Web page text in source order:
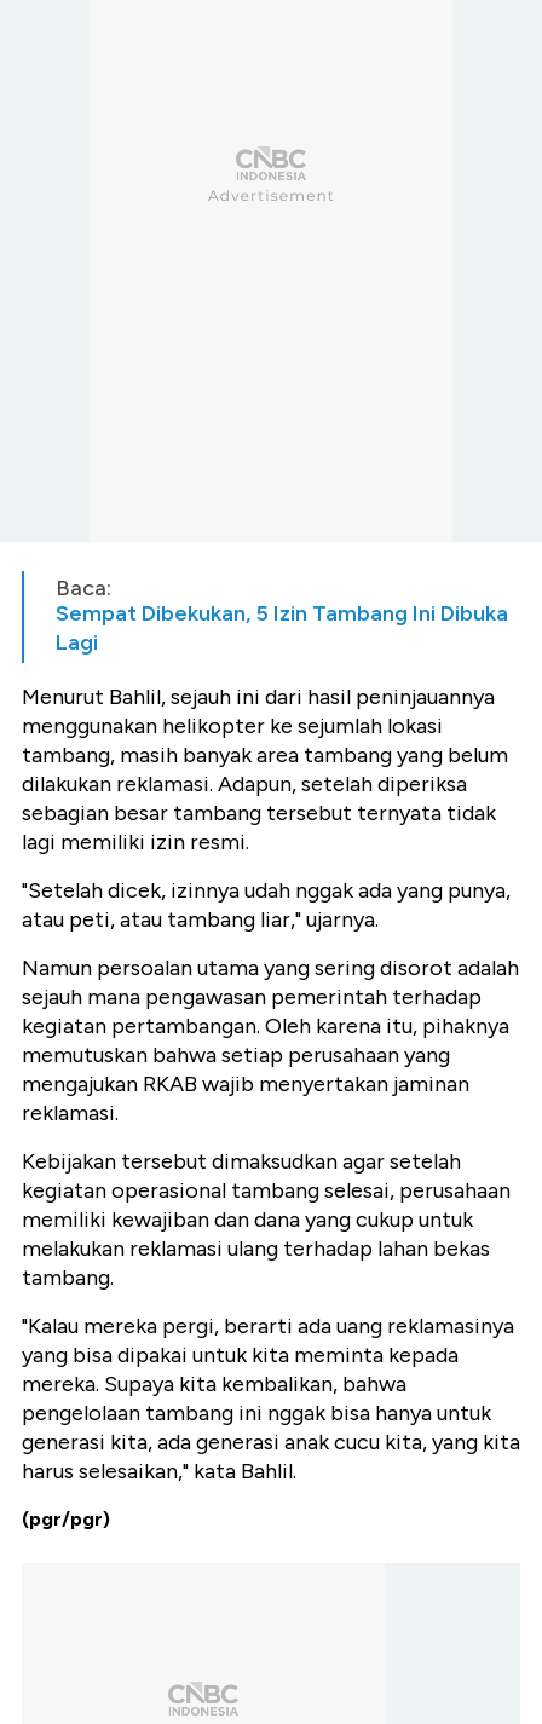
Baca:
Sempat Dibekukan, 5 Izin Tambang Ini Dibuka
Lagi
Menurut Bahlil, sejauh ini dari hasil peninjauannya
menggunakan helikopter ke sejumlah lokasi
tambang, masih banyak area tambang yang belum
dilakukan reklamasi. Adapun, setelah diperiksa
sebagian besar tambang tersebut ternyata tidak
lagi memiliki izin resmi.
"Setelah dicek, izinnya udah nggak ada yang punya,
atau peti, atau tambang liar," ujarnya.
Namun persoalan utama yang sering disorot adalah
sejauh mana pengawasan pemerintah terhadap
kegiatan pertambangan. Oleh karena itu, pihaknya
memutuskan bahwa setiap perusahaan yang
mengajukan RKAB wajib menyertakan jaminan
reklamasi.
Kebijakan tersebut dimaksudkan agar setelah
kegiatan operasional tambang selesai, perusahaan
memiliki kewajiban dan dana yang cukup untuk
melakukan reklamasi ulang terhadap lahan bekas
tambang.
"Kalau mereka pergi, berarti ada uang reklamasinya
yang bisa dipakai untuk kita meminta kepada
mereka. Supaya kita kembalikan, bahwa
pengelolaan tambang ini nggak bisa hanya untuk
generasi kita, ada generasi anak cucu kita, yang kita
harus selesaikan," kata Bahlil.
(pgr/pgr)